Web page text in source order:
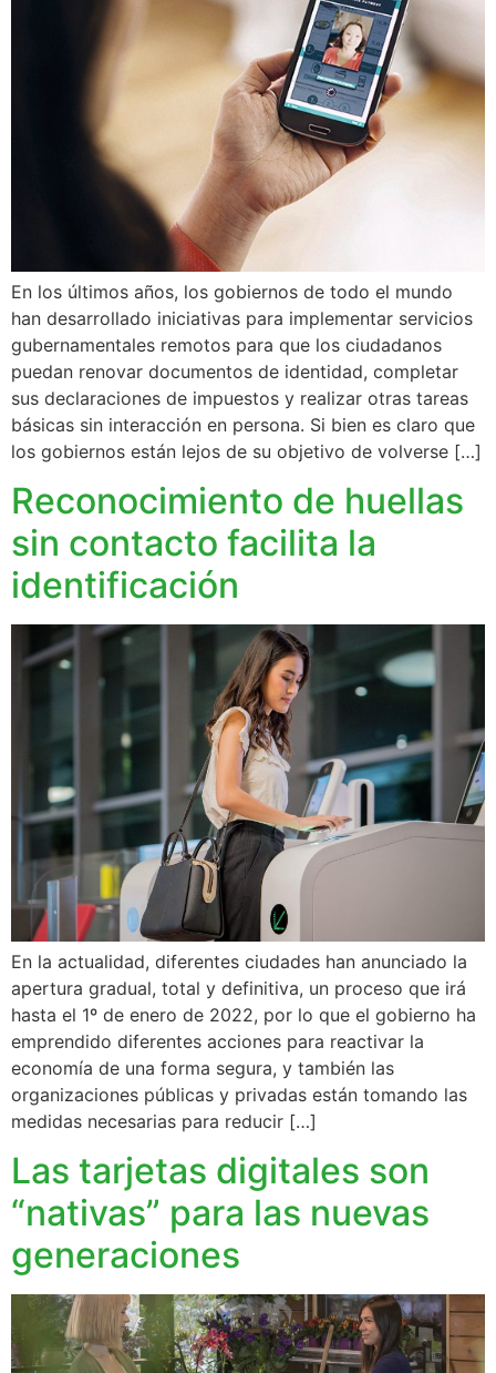
En los últimos años, los gobiernos de todo el mundo
han desarrollado iniciativas para implementar servicios
gubernamentales remotos para que los ciudadanos
puedan renovar documentos de identidad, completar
sus declaraciones de impuestos y realizar otras tareas
básicas sin interacción en persona. Si bien es claro que
los gobiernos están lejos de su objetivo de volverse […]
Reconocimiento de huellas
sin contacto facilita la
identificación
En la actualidad, diferentes ciudades han anunciado la
apertura gradual, total y definitiva, un proceso que irá
hasta el 1º de enero de 2022, por lo que el gobierno ha
emprendido diferentes acciones para reactivar la
economía de una forma segura, y también las
organizaciones públicas y privadas están tomando las
medidas necesarias para reducir […]
Las tarjetas digitales son
“nativas” para las nuevas
generaciones